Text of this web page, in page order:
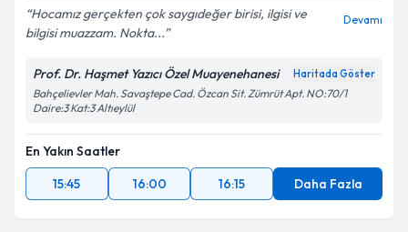
Hocamız gerçekten çok saygıdeğer birisi, ilgisi ve
bilgisi muazzam. Nokta...
Devamı
Prof. Dr. Haşmet Yazıcı Özel Muayenehanesi Haritada Göster
Bahçelievler Mah. Savaştepe Cad. Özcan Sit. Zümrüt Apt. NO:70/1
Daire:3 Kat:3 Altıeylül
En Yakın Saatler
15:45
16:00 16:15 Daha Fazla